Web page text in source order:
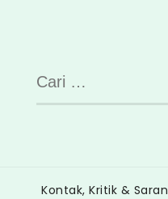
Cari
untuk:
Kontak, Kritik & Saran